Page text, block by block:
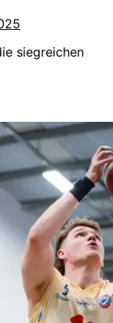
siegreichen